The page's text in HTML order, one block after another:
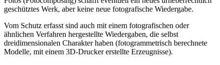
geschütztes Werk, aber keine neue fotografische Wiedergabe.
Vom Schutz erfasst sind auch mit einem fotografischen oder
ähnlichen Verfahren hergestellte Wiedergaben, die selbst
dreidimensionalen Charakter haben (fotogrammetrisch berechnete
Modelle, mit einem 3D-Drucker erstellte Erzeugnisse).